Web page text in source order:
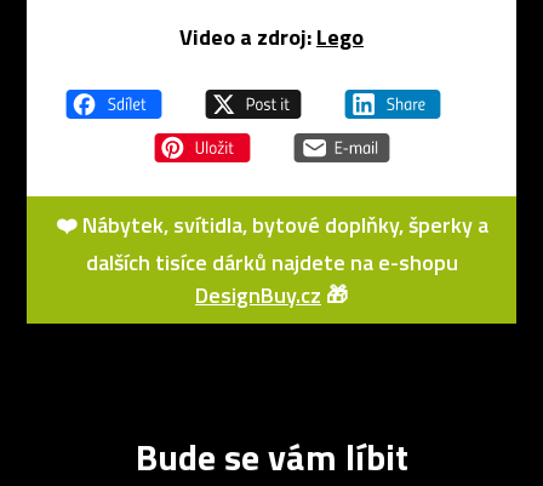
Video a zdroj:Lego
❤️ Nábytek, svítidla, bytové doplňky, šperky a
dalších tisíce dárků najdete na e-shopu
DesignBuy.cz 🎁
Bude se vám líbit